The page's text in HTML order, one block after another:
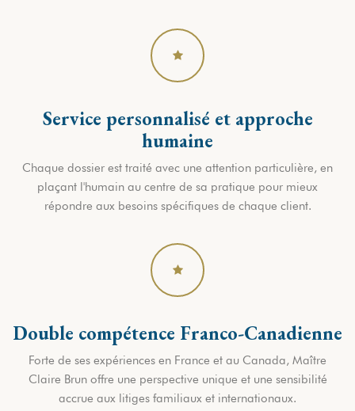
Service personnalisé et approche
humaine
Chaque dossier est traité avec une attention particulière, en
plaçant l'humain au centre de sa pratique pour mieux
répondre aux besoins spécifiques de chaque client.
Double compétence Franco-Canadienne
Forte de ses expériences en France et au Canada, Maître
Claire Brun offre une perspective unique et une sensibilité
accrue aux litiges familiaux et internationaux.